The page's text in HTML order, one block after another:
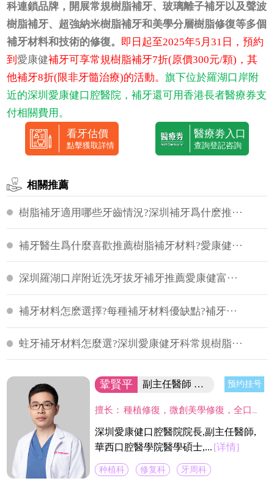
科連鎖品牌，開展常規樹脂補牙、玻璃離子補牙以及聲波
樹脂補牙、超強納米樹脂補牙和美學分層樹脂修復等多個
補牙材料和技術的修復。 即日起至2025年5月31日，預約
到愛康健補牙可享常規樹脂補牙7折(原價300元/顆)，其
他補牙8折(限非牙髓治療)的活動。旗下位於羅湖口岸附
近的深圳愛康健口腔醫院，補牙還可用香港長者醫療券支
付相關費用。
看牙估價
點擊獲取詳情
醫療劵入口
查詢登記咨詢
相關推薦
樹脂補牙適用哪些牙齒情況?深圳補牙爲什麽推···
補牙醫生爲什麼喜歡推薦樹脂補牙材料?愛康健···
深圳羅湖口岸附近洗牙拔牙補牙推薦愛康健富···
補牙材料怎麽選擇?每種補牙材料優缺點?補牙···
蛀牙補牙材料怎麼選?深圳愛康健牙科常規樹脂···
鞏賢平 副主任醫師 醫院院長/碩士 预约挂号
擅长： 種植修復，微創美學修復，全口咬合重建等；熟練應用口腔顯微鏡並在顯微放大設備下進行種植手術、牙周美學手術及各類修復操作。熟練處理牙周病及牙體缺失、四環素、氟斑牙的全口美學修復工作，對於顯微治療有深入研究，具有豐富的口腔全科診療經驗。
深圳愛康健口腔醫院院長,副主任醫師,
華西口腔醫學院醫學碩士,... [详情]
种植科 修复科 牙周科